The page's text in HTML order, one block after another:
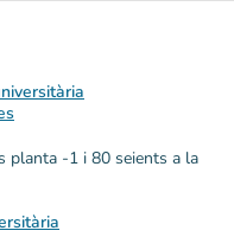
planta -1 i 80 seients a la